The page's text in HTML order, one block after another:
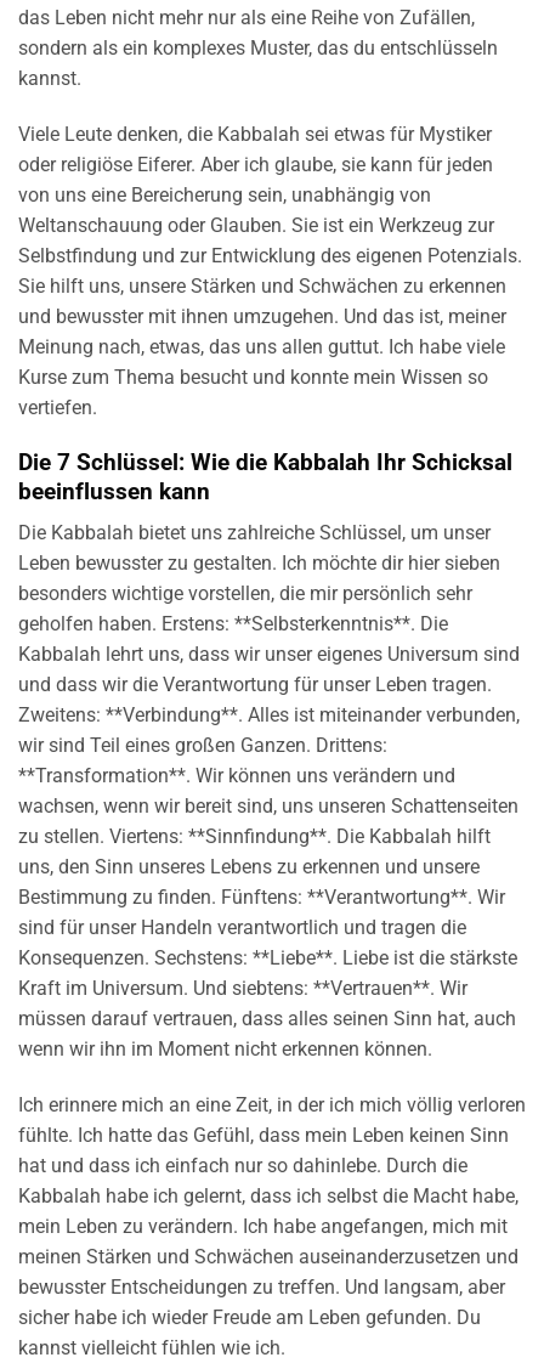
das Leben nicht mehr nur als eine Reihe von Zufällen,
sondern als ein komplexes Muster, das du entschlüsseln
kannst.
Viele Leute denken, die Kabbalah sei etwas für Mystiker
oder religiöse Eiferer. Aber ich glaube, sie kann für jeden
von uns eine Bereicherung sein, unabhängig von
Weltanschauung oder Glauben. Sie ist ein Werkzeug zur
Selbstfindung und zur Entwicklung des eigenen Potenzials.
Sie hilft uns, unsere Stärken und Schwächen zu erkennen
und bewusster mit ihnen umzugehen. Und das ist, meiner
Meinung nach, etwas, das uns allen guttut. Ich habe viele
Kurse zum Thema besucht und konnte mein Wissen so
vertiefen.
Die 7 Schlüssel: Wie die Kabbalah Ihr Schicksal
beeinflussen kann
Die Kabbalah bietet uns zahlreiche Schlüssel, um unser
Leben bewusster zu gestalten. Ich möchte dir hier sieben
besonders wichtige vorstellen, die mir persönlich sehr
geholfen haben. Erstens: **Selbsterkenntnis**. Die
Kabbalah lehrt uns, dass wir unser eigenes Universum sind
und dass wir die Verantwortung für unser Leben tragen.
Zweitens: **Verbindung**. Alles ist miteinander verbunden,
wir sind Teil eines großen Ganzen. Drittens:
**Transformation**. Wir können uns verändern und
wachsen, wenn wir bereit sind, uns unseren Schattenseiten
zu stellen. Viertens: **Sinnfindung**. Die Kabbalah hilft
uns, den Sinn unseres Lebens zu erkennen und unsere
Bestimmung zu finden. Fünftens: **Verantwortung**. Wir
sind für unser Handeln verantwortlich und tragen die
Konsequenzen. Sechstens: **Liebe**. Liebe ist die stärkste
Kraft im Universum. Und siebtens: **Vertrauen**. Wir
müssen darauf vertrauen, dass alles seinen Sinn hat, auch
wenn wir ihn im Moment nicht erkennen können.
Ich erinnere mich an eine Zeit, in der ich mich völlig verloren
fühlte. Ich hatte das Gefühl, dass mein Leben keinen Sinn
hat und dass ich einfach nur so dahinlebe. Durch die
Kabbalah habe ich gelernt, dass ich selbst die Macht habe,
mein Leben zu verändern. Ich habe angefangen, mich mit
meinen Stärken und Schwächen auseinanderzusetzen und
bewusster Entscheidungen zu treffen. Und langsam, aber
sicher habe ich wieder Freude am Leben gefunden. Du
kannst vielleicht fühlen wie ich.